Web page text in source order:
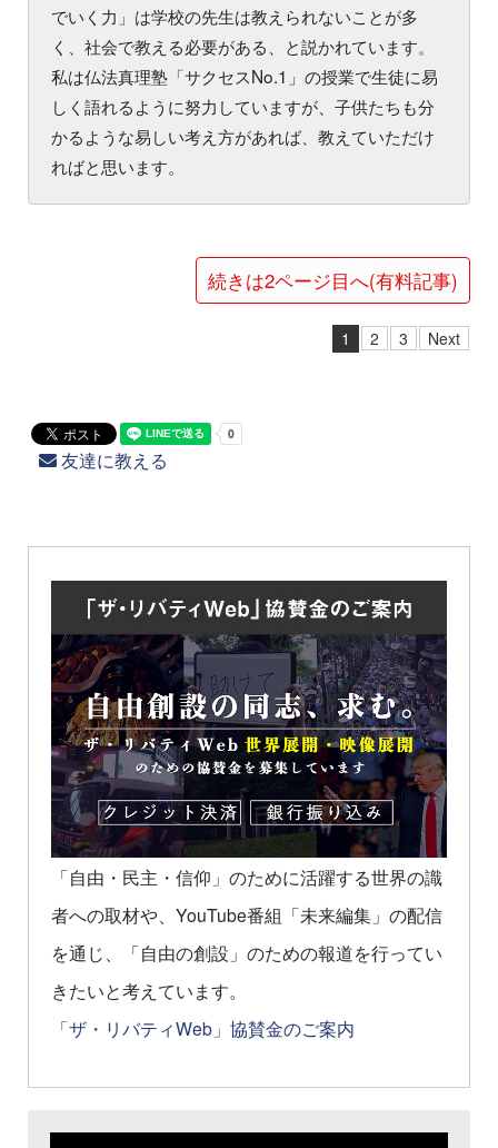
でいく力」は学校の先生は教えられないことが多
く、社会で教える必要がある、と説かれています。
私は仏法真理塾「サクセスNo.1」の授業で生徒に易
しく語れるように努力していますが、子供たちも分
かるような易しい考え方があれば、教えていただけ
ればと思います。
続きは2ページ目へ(有料記事)
1 2 3 Next
友達に教える
「自由・民主・信仰」のために活躍する世界の識
者への取材や、YouTube番組「未来編集」の配信
を通じ、「自由の創設」のための報道を行ってい
きたいと考えています。
「ザ・リバティWeb」協賛金のご案内